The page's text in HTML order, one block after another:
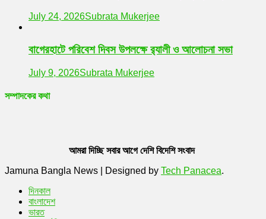
July 24, 2026Subrata Mukerjee
বাগেরহাটে পরিবেশ দিবস উপলক্ষে র‌্যালী ও আলোচনা সভা
July 9, 2026Subrata Mukerjee
সম্পাদকের কথা
আমরা দিচ্ছি সবার আগে দেশি বিদেশি সংবাদ
Jamuna Bangla News
Designed by Tech Panacea.
দিনকাল
বাংলাদেশ
ভারত